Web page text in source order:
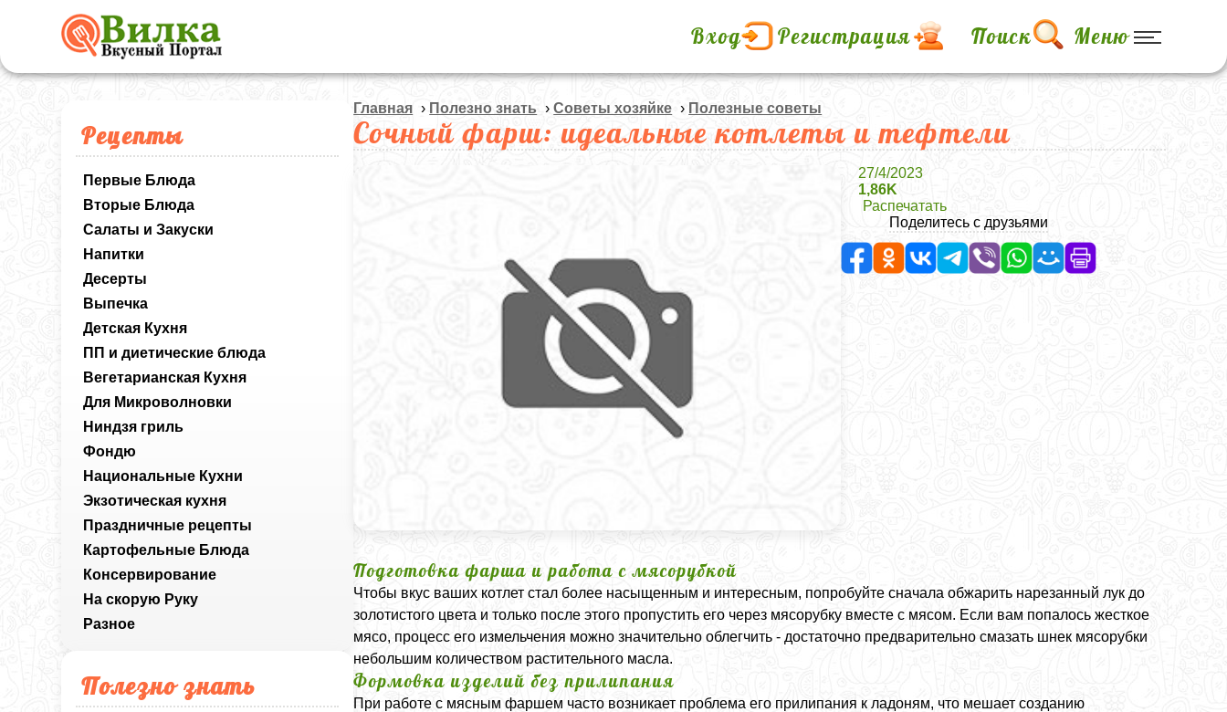
Вход Регистрация Поиск Меню
Рецепты
Первые Блюда
Вторые Блюда
Салаты и Закуски
Напитки
Десерты
Выпечка
Детская Кухня
ПП и диетические блюда
Вегетарианская Кухня
Для Микроволновки
Ниндзя гриль
Фондю
Национальные Кухни
Экзотическая кухня
Праздничные рецепты
Картофельные Блюда
Консервирование
На скорую Руку
Разное
Полезно знать
Главная › Полезно знать ›Советы хозяйке › Полезные советы
Сочный фарш: идеальные котлеты и тефтели
27/4/2023
1,86K
Распечатать
Поделитесь с друзьями
Подготовка фарша и работа с мясорубкой
Чтобы вкус ваших котлет стал более насыщенным и интересным, попробуйте сначала обжарить нарезанный лук до
золотистого цвета и только после этого пропустить его через мясорубку вместе с мясом. Если вам попалось жесткое
мясо, процесс его измельчения можно значительно облегчить - достаточно предварительно смазать шнек мясорубки
небольшим количеством растительного масла.
Формовка изделий без прилипания
При работе с мясным фаршем часто возникает проблема его прилипания к ладоням, что мешает созданию